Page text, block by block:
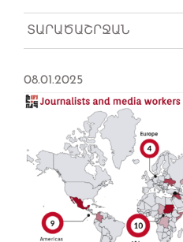
ՏԱՐԱԾԱՇՐՋԱՆ
08.01.2025